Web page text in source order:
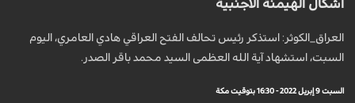
اشكال الهيمنة الاجنبية
العراق_الكوثر: استذكر رئيس تحالف الفتح العراقي هادي العامري، اليوم
السبت، استشهاد آية الله العظمى السيد محمد باقر الصدر.
السبت 9 إبريل 2022 - 16:30 بتوقيت مكة